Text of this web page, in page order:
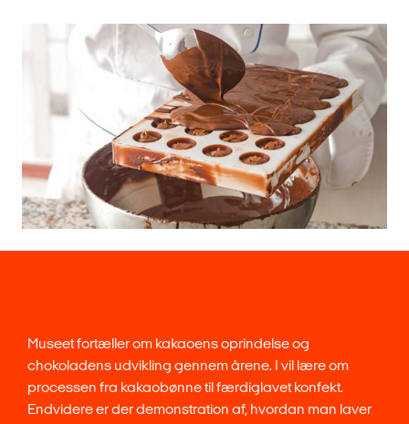
Museet fortæller om kakaoens oprindelse og
chokoladens udvikling gennem årene. I vil lære om
processen fra kakaobønne til færdiglavet konfekt.
Endvidere er der demonstration af, hvordan man laver